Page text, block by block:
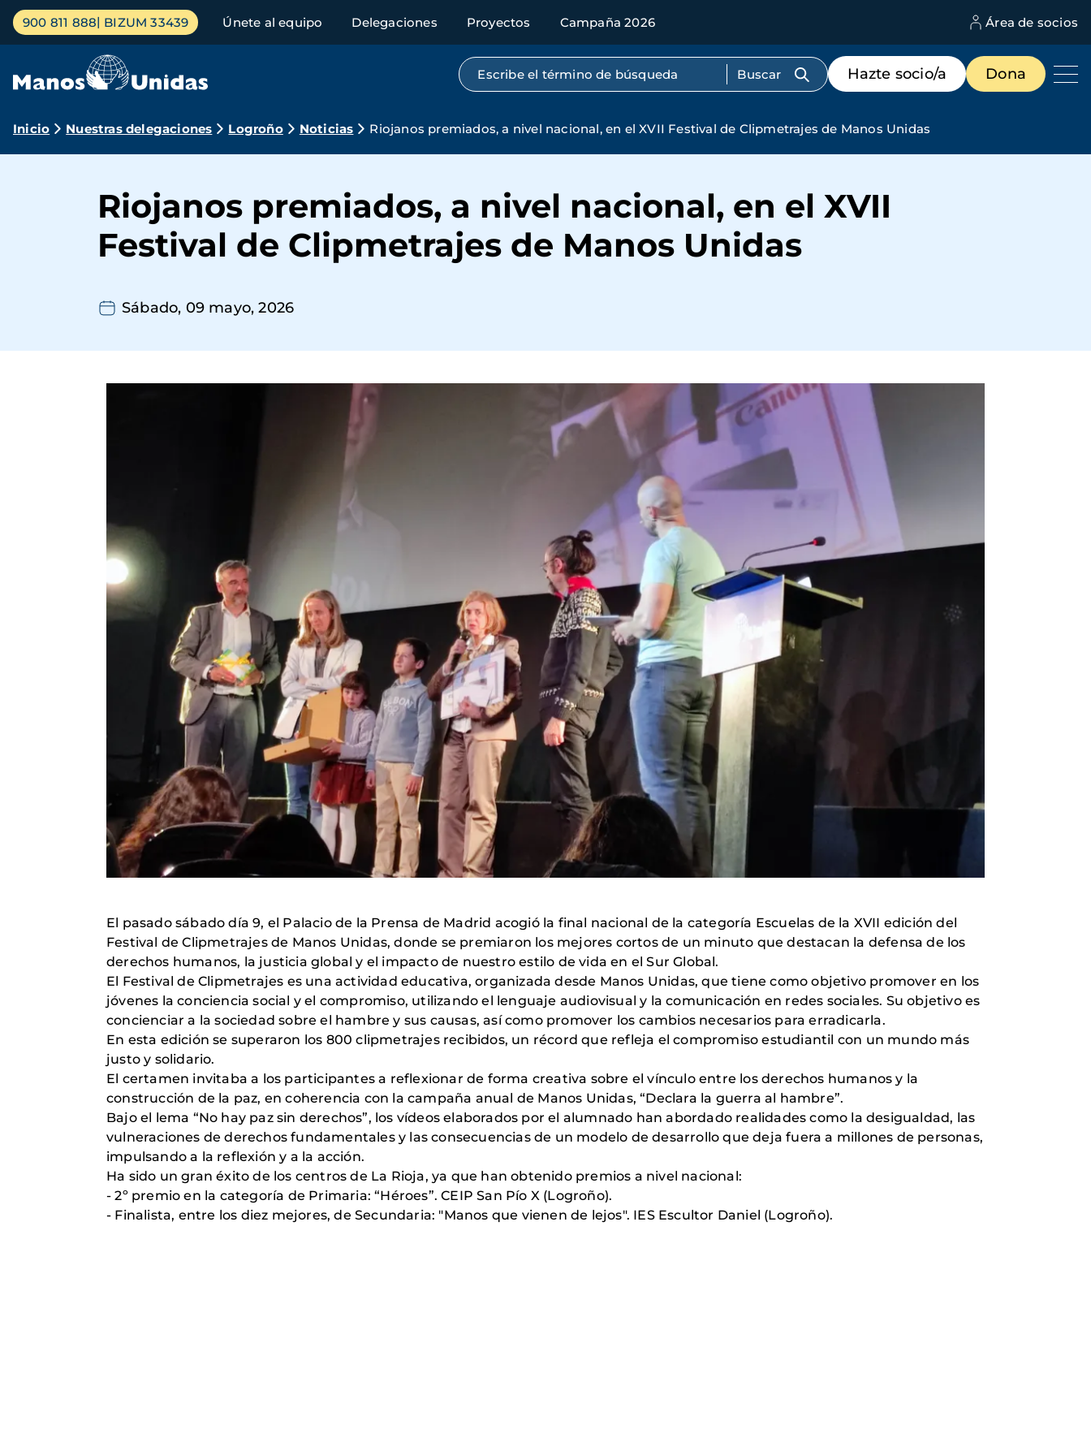
Pasar
contenido
Menú
principal
900 811 888 BIZUM 33439 Únete al equipo Delegaciones Proyectos Campaña 2026 Área de socios
Búsqueda por texto completo
Menú
de
destacados
Hazte socio/a Dona
Ruta
navegación
Inicio Nuestras delegaciones Logroño Noticias Riojanos premiados, a nivel nacional, en el XVII Festival de Clipmetrajes de Manos Unidas
Riojanos premiados, a nivel nacional, en el XVII
Festival de Clipmetrajes de Manos Unidas
Sábado, 09 mayo, 2026
El pasado sábado día 9, el Palacio de la Prensa de Madrid acogió la final nacional de la categoría Escuelas de la XVII edición del
Festival de Clipmetrajes de Manos Unidas, donde se premiaron los mejores cortos de un minuto que destacan la defensa de los
derechos humanos, la justicia global y el impacto de nuestro estilo de vida en el Sur Global.
El Festival de Clipmetrajes es una actividad educativa, organizada desde Manos Unidas, que tiene como objetivo promover en los
jóvenes la conciencia social y el compromiso, utilizando el lenguaje audiovisual y la comunicación en redes sociales. Su objetivo es
concienciar a la sociedad sobre el hambre y sus causas, así como promover los cambios necesarios para erradicarla.
En esta edición se superaron los 800 clipmetrajes recibidos, un récord que refleja el compromiso estudiantil con un mundo más
justo y solidario.
El certamen invitaba a los participantes a reflexionar de forma creativa sobre el vínculo entre los derechos humanos y la
construcción de la paz, en coherencia con la campaña anual de Manos Unidas, “Declara la guerra al hambre”.
Bajo el lema “No hay paz sin derechos”, los vídeos elaborados por el alumnado han abordado realidades como la desigualdad, las
vulneraciones de derechos fundamentales y las consecuencias de un modelo de desarrollo que deja fuera a millones de personas,
impulsando a la reflexión y a la acción.
Ha sido un gran éxito de los centros de La Rioja, ya que han obtenido premios a nivel nacional:
- 2º premio en la categoría de Primaria: “Héroes”. CEIP San Pío X (Logroño).
- Finalista, entre los diez mejores, de Secundaria: "Manos que vienen de lejos". IES Escultor Daniel (Logroño).